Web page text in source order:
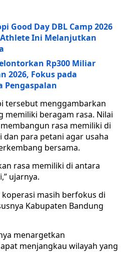
Good Day DBL Camp 2026
Ini Melanjutkan
Rp300 Miliar
2026, Fokus pada
Pengaspalan
tersebut menggambarkan
memiliki beragam rasa. Nilai
rasa memiliki di
para petani agar usaha
bersama.
rasa memiliki di antara
ujarnya.
masih berfokus di
Kabupaten Bandung
menargetkan
menjangkau wilayah yang